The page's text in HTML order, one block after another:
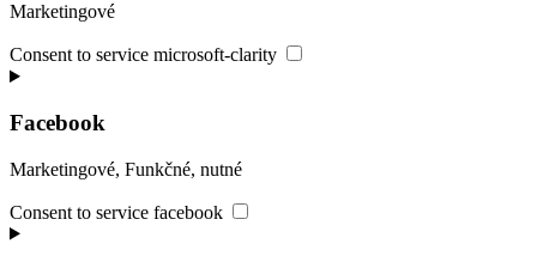
Marketingové
Consent to service microsoft-clarity
Facebook
Marketingové, Funkčné, nutné
Consent to service facebook